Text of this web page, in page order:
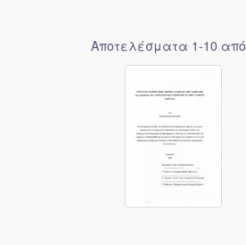
Αποτελέσματα 1-10 από